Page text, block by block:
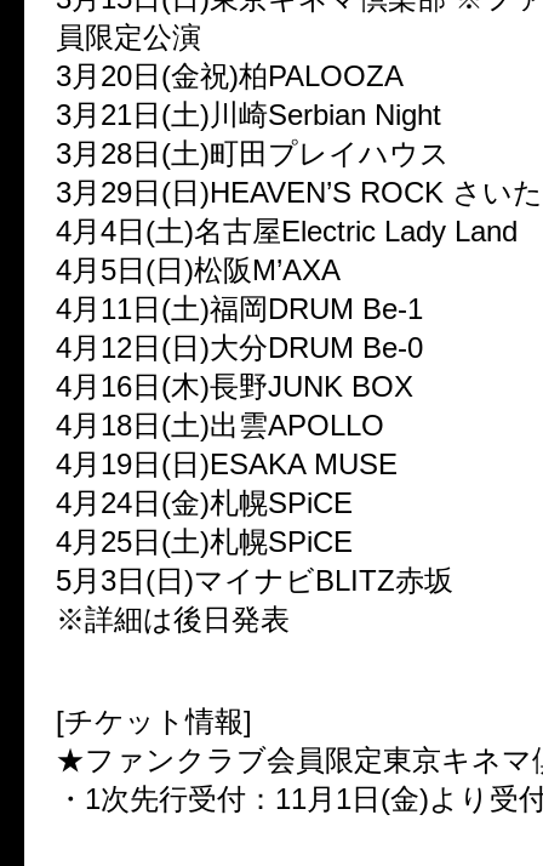
員限定公演
3月20日(金祝)柏PALOOZA
3月21日(土)川崎Serbian Night
3月28日(土)町田プレイハウス
3月29日(日)HEAVEN’S ROCK さい
4月4日(土)名古屋Electric Lady Land
4月5日(日)松阪M’AXA
4月11日(土)福岡DRUM Be-1
4月12日(日)大分DRUM Be-0
4月16日(木)長野JUNK BOX
4月18日(土)出雲APOLLO
4月19日(日)ESAKA MUSE
4月24日(金)札幌SPiCE
4月25日(土)札幌SPiCE
5月3日(日)マイナビBLITZ赤坂
※詳細は後日発表
[チケット情報]
★ファンクラブ会員限定東京キネマ
・1次先行受付：11月1日(金)より受